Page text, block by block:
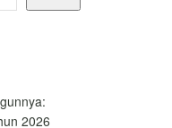
2026